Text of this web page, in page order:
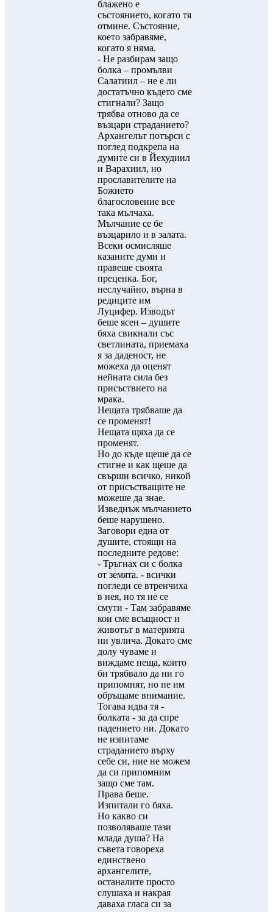
блажено е
състоянието, когато тя
отмине. Състояние,
което забравяме,
когато я няма.
- Не разбирам защо
болка – промълви
Салатиил – не е ли
достатъчно където сме
стигнали? Защо
трябва отново да се
възцари страданието?
Архангелът потърси с
поглед подкрепа на
думите си в Йехудиил
и Варахиил, но
прославителите на
Божието
благословение все
така мълчаха.
Мълчание се бе
възцарило и в залата.
Всеки осмисляше
казаните думи и
правеше своята
преценка. Бог,
неслучайно, върна в
редиците им
Луцифер. Изводът
беше ясен – душите
бяха свикнали със
светлината, приемаха
я за даденост, не
можеха да оценят
нейната сила без
присъствието на
мрака.
Нещата трябваше да
се променят!
Нещата щяха да се
променят.
Но до къде щеше да се
стигне и как щеше да
свърши всичко, никой
от присъстващите не
можеше да знае.
Изведнъж мълчанието
беше нарушено.
Заговори една от
душите, стоящи на
последните редове:
- Тръгнах си с болка
от земята. - всички
погледи се втренчиха
в нея, но тя не се
смути - Там забравяме
кои сме всъщност и
животът в материята
ни увлича. Докато сме
долу чуваме и
виждаме неща, които
би трябвало да ни го
припомнят, но не им
обръщаме внимание.
Тогава идва тя -
болката - за да спре
падението ни. Докато
не изпитаме
страданието върху
себе си, ние не можем
да си припомним
защо сме там.
Права беше.
Изпитали го бяха.
Но какво си
позволяваше тази
млада душа? На
съвета говореха
единствено
архангелите,
останалите просто
слушаха и накрая
даваха гласа си за